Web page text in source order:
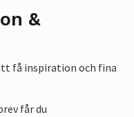
&
få inspiration och fina
får du